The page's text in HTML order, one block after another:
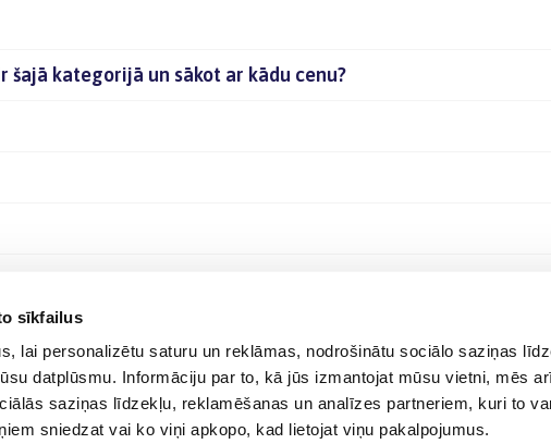
sīkfailus
lai personalizētu saturu un reklāmas, nodrošinātu sociālo saziņas
datplūsmu. Informāciju par to, kā jūs izmantojat mūsu vietni, mēs
saziņas līdzekļu, reklamēšanas un analīzes partneriem, kuri to
sniedzat vai ko viņi apkopo, kad lietojat viņu pakalpojumus.
šajā kategorijā un sākot ar kādu cenu?